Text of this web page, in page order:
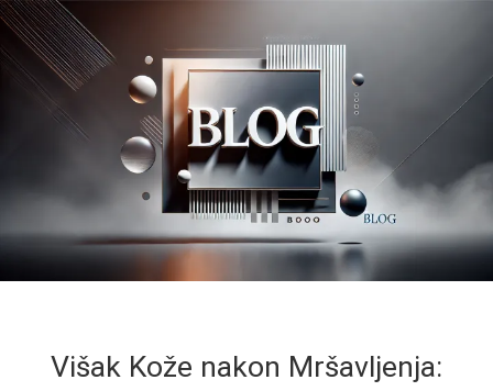
Višak Kože nakon Mršavljenja: